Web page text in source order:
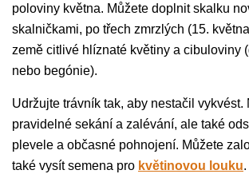
poloviny května. Můžete doplnit skalku
skalničkami, po třech zmrzlých (15.
země citlivé hlíznaté květiny a cibuloviny
nebo begónie).
Udržujte trávník tak, aby nestačil vykvést.
pravidelné sekání a zalévání, ale také
plevele a občasné pohnojení. Můžete
také vysít semena pro květinovou louku.